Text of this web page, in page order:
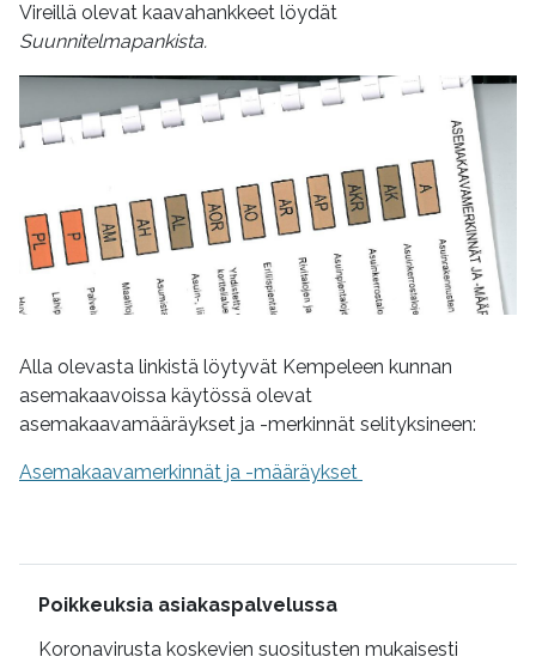
Vireillä olevat kaavahankkeet löydät
Suunnitelmapankista.
Alla olevasta linkistä löytyvät Kempeleen kunnan
asemakaavoissa käytössä olevat
asemakaavamääräykset ja -merkinnät selityksineen:
Asemakaavamerkinnät ja -määräykset
Lisätietoa
Poikkeuksia asiakaspalvelussa
Koronavirusta koskevien suositusten mukaisesti